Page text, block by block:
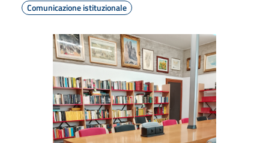
Comunicazione istituzionale